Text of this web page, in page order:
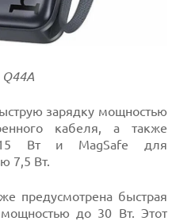
Q44A
зарядку мощностью
кабеля, а также
Вт и MagSafe для
7,5 Вт.
предусмотрена быстрая
мощностью до 30 Вт. Этот